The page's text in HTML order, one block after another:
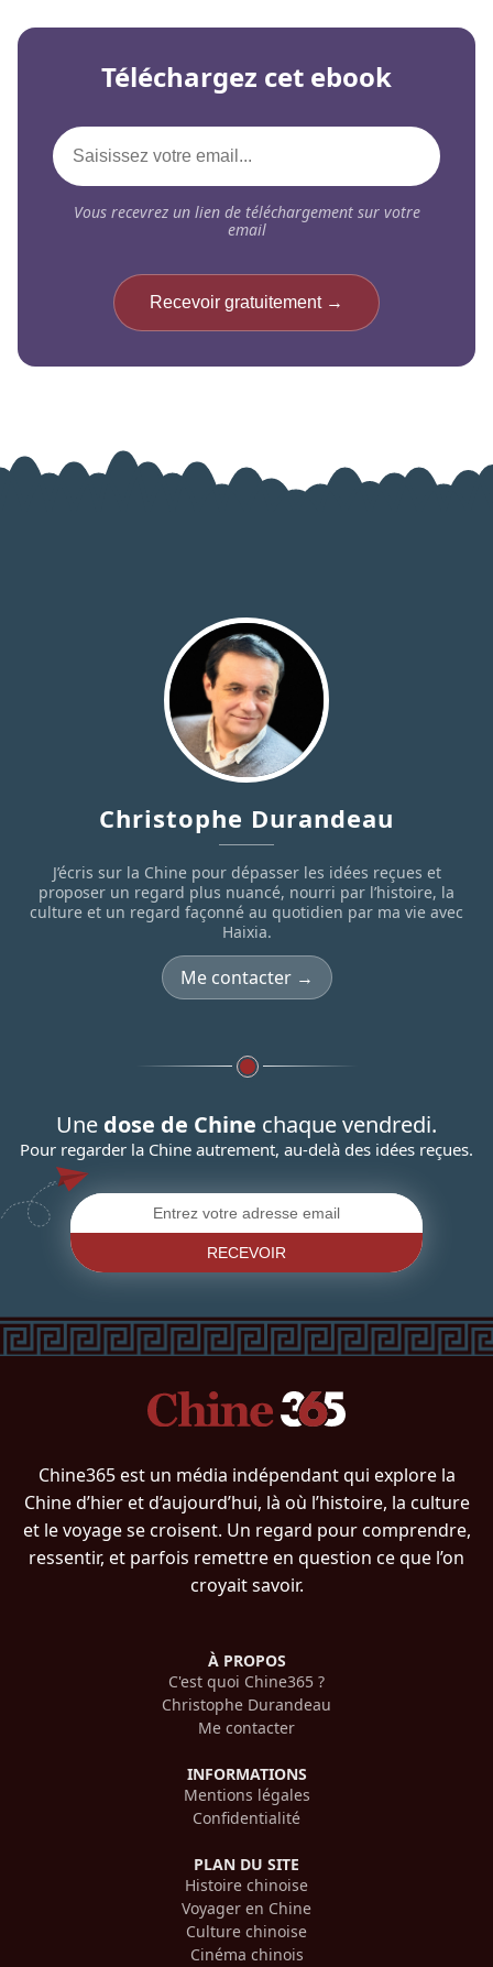
Téléchargez cet ebook
Vous recevrez un lien de téléchargement sur votre
email
Recevoir gratuitement →
Christophe Durandeau
J’écris sur la Chine pour dépasser les idées reçues et
proposer un regard plus nuancé, nourri par l’histoire, la
culture et un regard façonné au quotidien par ma vie avec
Haixia.
Me contacter →
Une dose de Chine chaque vendredi.
Pour regarder la Chine autrement, au-delà des idées reçues.
RECEVOIR
Chine365 est un média indépendant qui explore la
Chine d’hier et d’aujourd’hui, là où l’histoire, la culture
et le voyage se croisent. Un regard pour comprendre,
ressentir, et parfois remettre en question ce que l’on
croyait savoir.
À PROPOS
C'est quoi Chine365 ?
Christophe Durandeau
Me contacter
INFORMATIONS
Mentions légales
Confidentialité
PLAN DU SITE
Histoire chinoise
Voyager en Chine
Culture chinoise
Cinéma chinois